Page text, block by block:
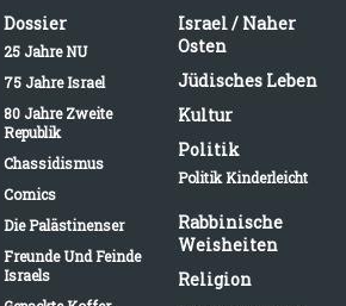
Dossier
25 Jahre NU
75 Jahre Israel
80 Jahre Zweite
Republik
Chassidismus
Comics
Die Palästinenser
Freunde Und Feinde
Israels
Israel / Naher
Osten
Jüdisches Leben
Kultur
Politik
Politik Kinderleicht
Rabbinische
Weisheiten
Religion